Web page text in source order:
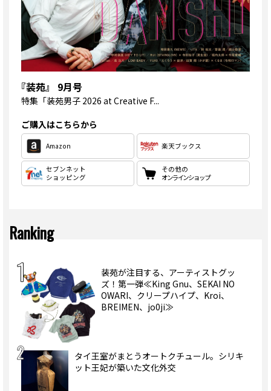
『装苑』 9月号
特集 「装苑男子 2026 at Creative F...
ご購入はこちらから
Amazon 楽天ブックス
セブンネット
ショッピング
その他の
オンラインショップ
Ranking
装苑が注目する、アーティストグッ
ズ！第一弾≪King Gnu、SEKAI NO
OWARI、クリープハイプ、Kroi、
BREIMEN、jo0ji≫
タイ王室がまとうオートクチュール。シリキ
ット王妃が築いた文化外交